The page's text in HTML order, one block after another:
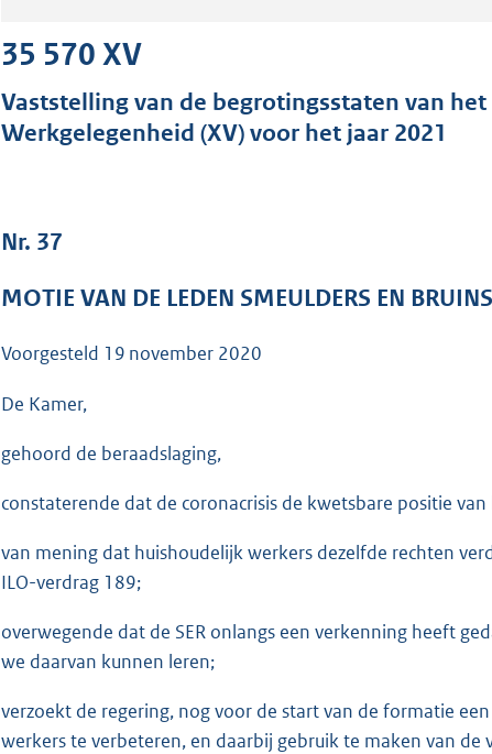
a
n
o
o
6
b
35 570 XV
Vaststelling van de begrotingsstaten van
Werkgelegenheid (XV) voor het jaar 2021
Nr. 37
MOTIE VAN DE LEDEN SMEULDERS EN BRUINS
Voorgesteld 19 november 2020
De Kamer,
gehoord de beraadslaging,
constaterende dat de coronacrisis de kwetsbare positie
van mening dat huishoudelijk werkers dezelfde rechten
ILO-verdrag 189;
overwegende dat de SER onlangs een verkenning heeft
we daarvan kunnen leren;
verzoekt de regering, nog voor de start van de formatie
werkers te verbeteren, en daarbij gebruik te maken van de